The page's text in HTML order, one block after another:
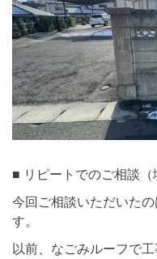
■ リピートでのご相談（
今回ご相談いただいた
す。
以前、なごみルーフで